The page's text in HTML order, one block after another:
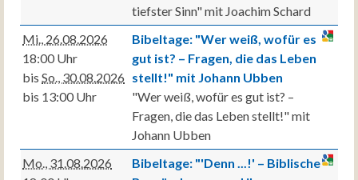
tiefster Sinn" mit Joachim Schard
Mi., 26.08.2026
18:00 Uhr
bis So., 30.08.2026
bis 13:00 Uhr
Bibeltage: "Wer weiß, wofür es
gut ist? – Fragen, die das Leben
stellt!" mit Johann Ubben
"Wer weiß, wofür es gut ist? –
Fragen, die das Leben stellt!" mit
Johann Ubben
Mo., 31.08.2026
Bibeltage: "'Denn ...!' – Biblische